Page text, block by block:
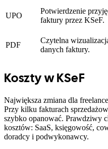
UPO
Potwierdzenie
faktury przez KSeF.
PDF
Czytelna
danych faktury.
Koszty w KSeF
Największa zmiana dla
Przy kilku fakturach
szybko opanować. Prawdziwy
kosztów: SaaS, księgowość,
doradcy i podwykonawcy.